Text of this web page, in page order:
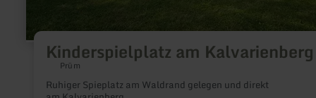
Kinderspielplatz am Kalvarienberg
Prüm
Ruhiger Spieplatz am Waldrand gelegen und direkt